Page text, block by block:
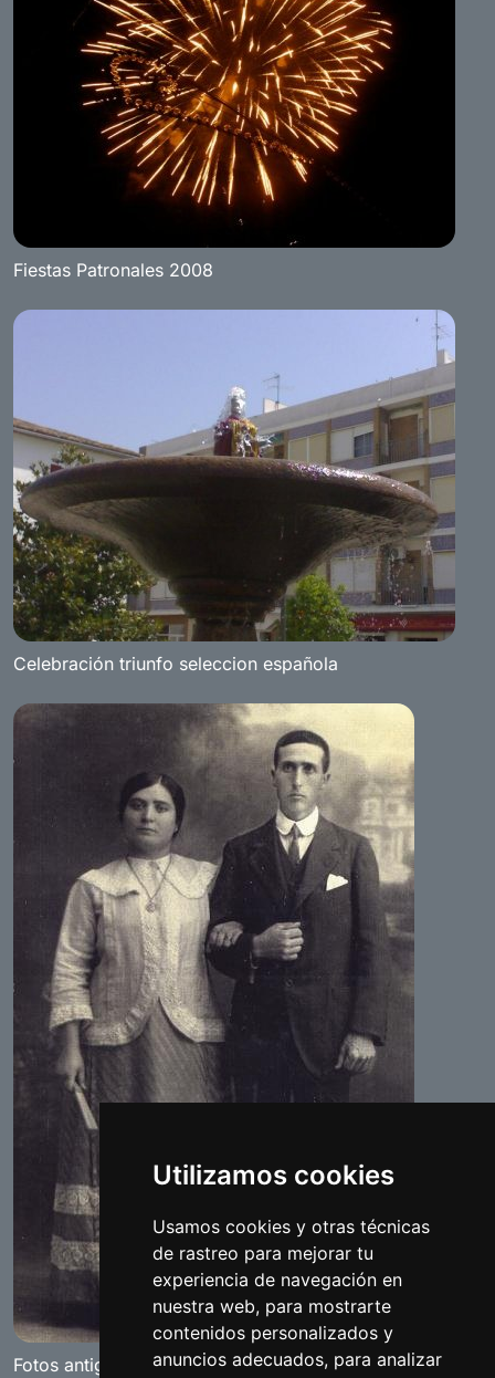
Utilizamos cookies
Usamos cookies y otras técnicas
de rastreo para mejorar tu
experiencia de navegación en
nuestra web, para mostrarte
contenidos personalizados y
anuncios adecuados, para analizar
Fiestas Patronales 2008
Celebración triunfo seleccion española
Fotos antiguas de Benamejí